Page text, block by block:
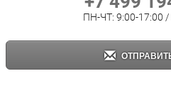
ПН-ЧТ: 9:00-17:00